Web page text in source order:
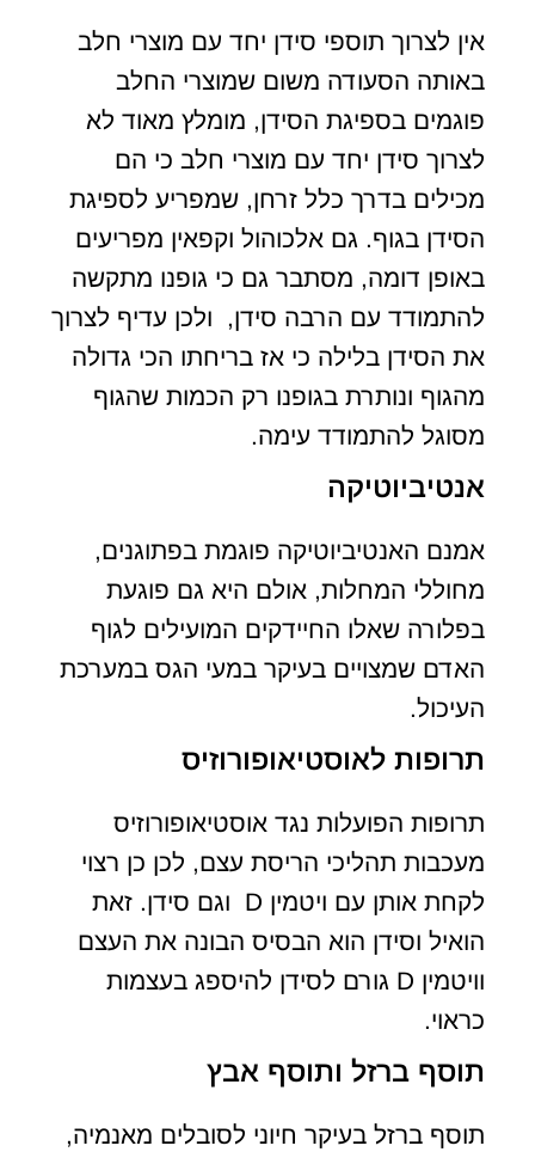
אין לצרוך תוספי סידן יחד עם מוצרי חלב
באותה הסעודה משום שמוצרי החלב
פוגמים בספיגת הסידן, מומלץ מאוד לא
לצרוך סידן יחד עם מוצרי חלב כי הם
מכילים בדרך כלל זרחן, שמפריע לספיגת
הסידן בגוף. גם אלכוהול וקפאין מפריעים
באופן דומה, מסתבר גם כי גופנו מתקשה
להתמודד עם הרבה סידן, ולכן עדיף לצרוך
את הסידן בלילה כי אז בריחתו הכי גדולה
מהגוף ונותרת בגופנו רק הכמות שהגוף
מסוגל להתמודד עימה.
אנטיביוטיקה
אמנם האנטיביוטיקה פוגמת בפתוגנים,
מחוללי המחלות, אולם היא גם פוגעת
בפלורה שאלו החיידקים המועילים לגוף
האדם שמצויים בעיקר במעי הגס במערכת
העיכול.
תרופות לאוסטיאופורוזיס
תרופות הפועלות נגד אוסטיאופורוזיס
מעכבות תהליכי הריסת עצם, לכן כן רצוי
לקחת אותן עם ויטמין D וגם סידן. זאת
הואיל וסידן הוא הבסיס הבונה את העצם
וויטמין D גורם לסידן להיספג בעצמות
כראוי.
תוסף ברזל ותוסף אבץ
תוסף ברזל בעיקר חיוני לסובלים מאנמיה,